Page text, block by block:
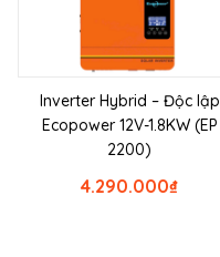
Inverter Hybrid – Độc lập
Ecopower 12V-1.8KW (EP
2200)
₫
4.290.000